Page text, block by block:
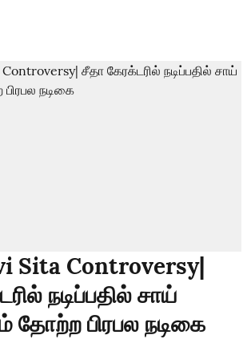
Sita Controversy|
நடிப்பதில் சாய்
தோற்ற பிரபல நடிகை